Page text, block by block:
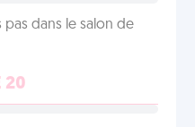
pas dans le salon de
20